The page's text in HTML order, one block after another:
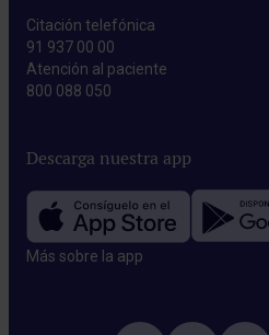
Citación telefónica
91 937 00 00
Atención al paciente
800 088 050
Descarga nuestra app
Más sobre la app​